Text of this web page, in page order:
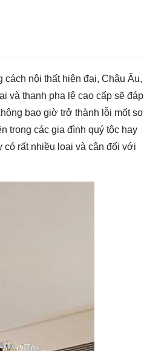
nội thất hiện đại, Châu Âu,
và thanh pha lê cao cấp sẽ đáp
bao giờ trở thành lỗi mốt so
trong các gia đình quý tộc hay
rất nhiều loại và cân đối với